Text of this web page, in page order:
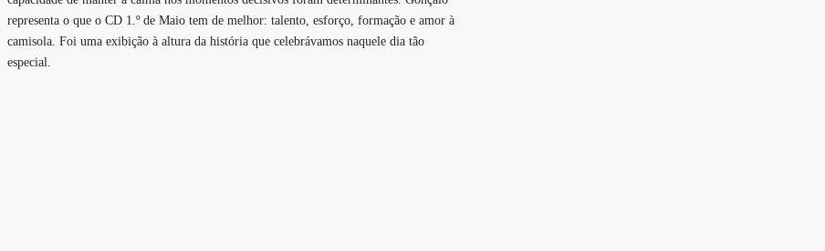
representa o que o CD 1.º de Maio tem de melhor: talento, esforço, formação e amor à
camisola. Foi uma exibição à altura da história que celebrávamos naquele dia tão
especial.